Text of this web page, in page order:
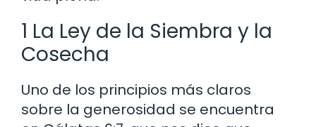
1 La Ley de la Siembra y la
Cosecha
Uno de los principios más claros
sobre la generosidad se encuentra